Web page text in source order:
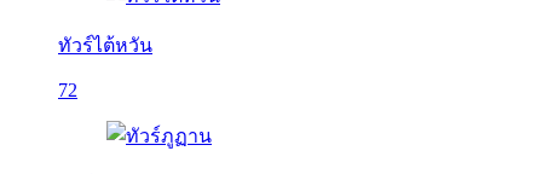
ทัวร์ไต้หวัน
72